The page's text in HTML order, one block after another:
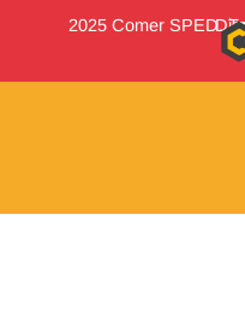
b
o
o
k
2025 Comer SPED.